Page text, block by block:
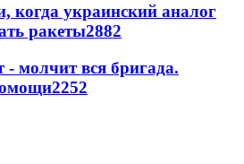
когда украинский аналог
ракеты2882
- молчит вся бригада.
2252